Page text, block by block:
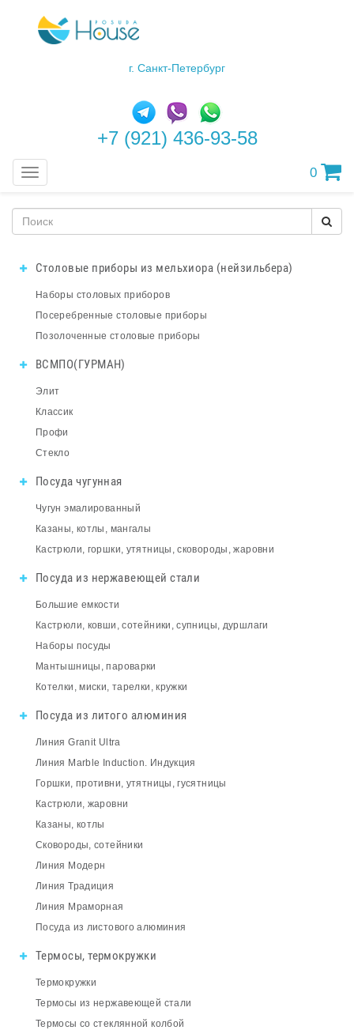
г. Санкт-Петербург
+7 (921) 436-93-58
Меню 0
Столовые приборы из мельхиора (нейзильбера)
Наборы столовых приборов
Посеребренные столовые приборы
Позолоченные столовые приборы
ВСМПО(ГУРМАН)
Элит
Классик
Профи
Стекло
Посуда чугунная
Чугун эмалированный
Казаны, котлы, мангалы
Кастрюли, горшки, утятницы, сковороды, жаровни
Посуда из нержавеющей стали
Большие емкости
Кастрюли, ковши, сотейники, супницы, дуршлаги
Наборы посуды
Мантышницы, пароварки
Котелки, миски, тарелки, кружки
Посуда из литого алюминия
Линия Granit Ultra
Линия Marble Induction. Индукция
Горшки, противни, утятницы, гусятницы
Кастрюли, жаровни
Казаны, котлы
Сковороды, сотейники
Линия Модерн
Линия Традиция
Линия Мраморная
Посуда из листового алюминия
Термосы, термокружки
Термокружки
Термосы из нержавеющей стали
Термосы со стеклянной колбой